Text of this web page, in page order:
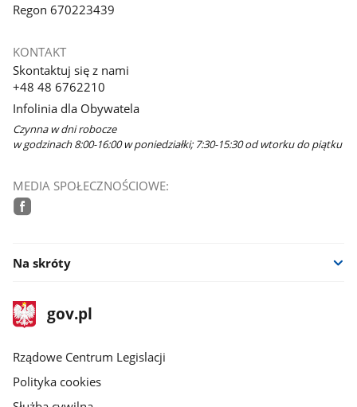
Regon 670223439
KONTAKT
Skontaktuj się z nami
+48 48 6762210
Infolinia dla Obywatela
Czynna w dni robocze
w godzinach 8:00-16:00 w poniedziałki; 7:30-15:30 od wtorku do piątku
MEDIA SPOŁECZNOŚCIOWE:
Na skróty
stopka
gov.plStrona
gov.pl
Rządowe Centrum Legislacji
Polityka cookies